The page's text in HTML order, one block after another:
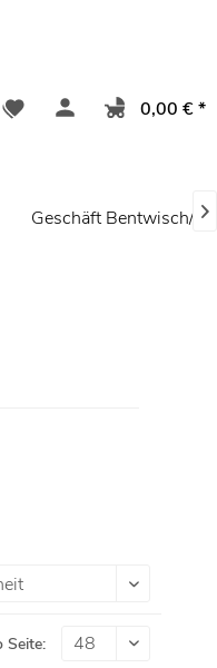
0,00 € *
Geschäft Bentwisch/ 
Seite: